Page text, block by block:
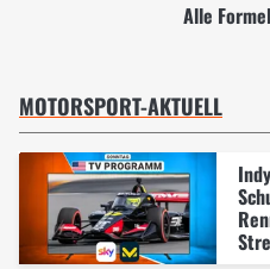
Alle
MOTORSPORT-AKTUELL